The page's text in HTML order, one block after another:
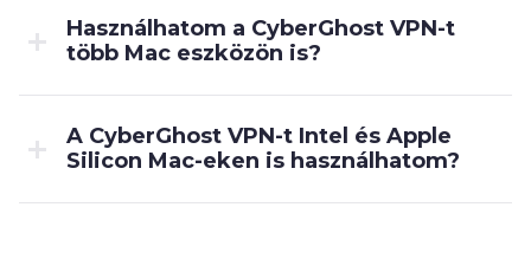
Használhatom a CyberGhost VPN-t
több Mac eszközön is?
A CyberGhost VPN-t Intel és Apple
Silicon Mac-eken is használhatom?